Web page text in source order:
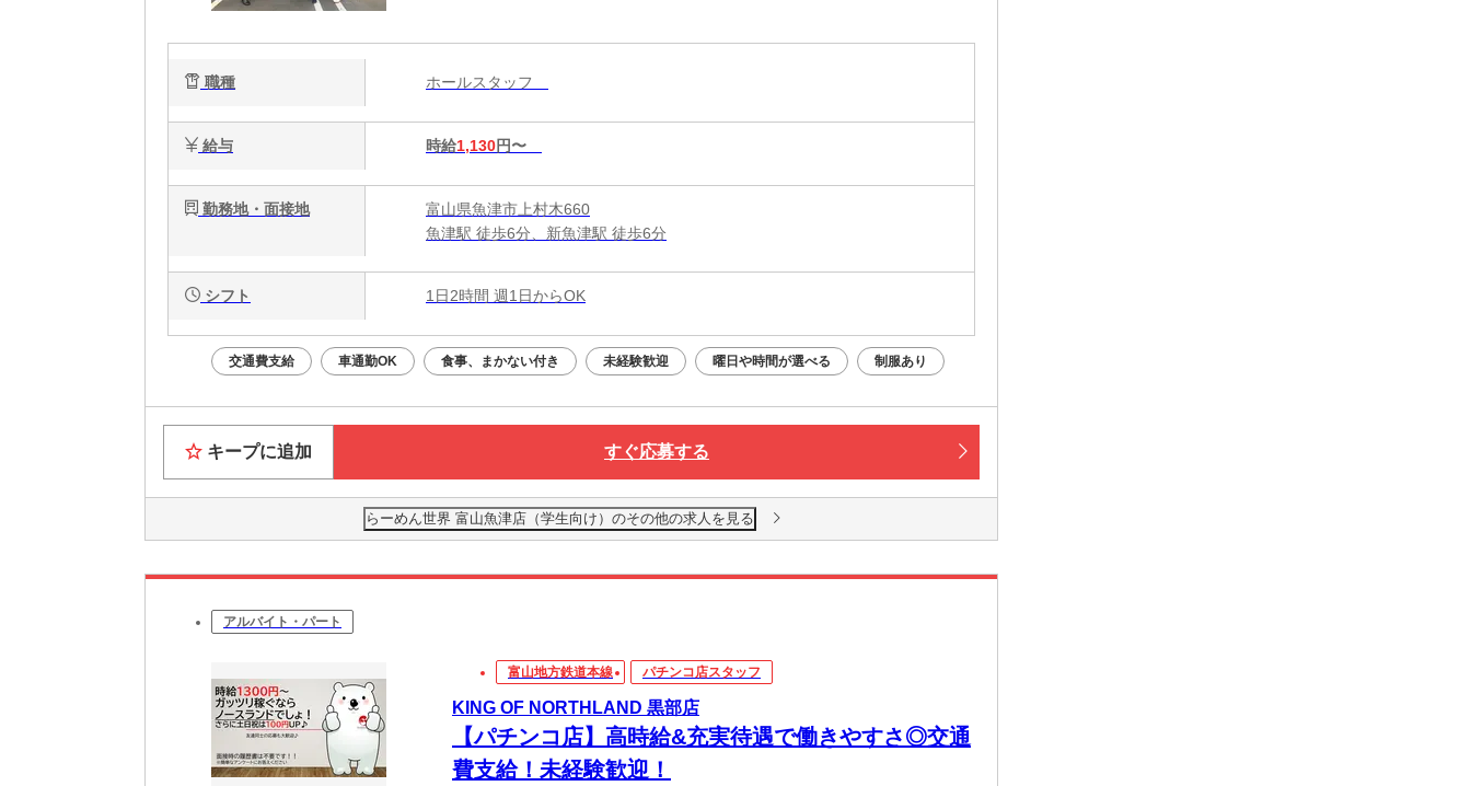
職種 ホールスタッフ
給与 時給1,130円〜
勤務地・面接地
富山県魚津市上村木660
魚津駅 徒歩6分、新魚津駅 徒歩6分
シフト 1日2時間 週1日からOK
交通費支給 車通勤OK 食事、まかない付き 未経験歓迎 曜日や時間が選べる 制服あり
キープに追加 すぐ応募する
らーめん世界 富山魚津店（学生向け）のその他の求人を見る
アルバイト・パート
富山地方鉄道本線 パチンコ店スタッフ
KING OF NORTHLAND 黒部店
【パチンコ店】高時給&充実待遇で働きやすさ◎交通
費支給！未経験歓迎！